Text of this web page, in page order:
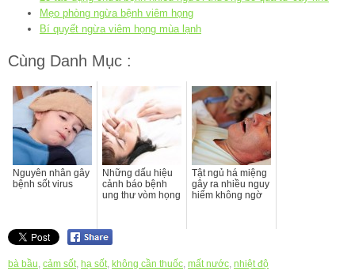
Mẹo phòng ngừa bệnh viêm họng
Bí quyết ngừa viêm họng mùa lạnh
Cùng Danh Mục :
Nguyên nhân gây
bệnh sốt virus
Những dấu hiệu
cảnh báo bệnh
ung thư vòm họng
Tật ngủ há miệng
gây ra nhiều nguy
hiểm không ngờ
bà bầu, cảm sốt, hạ sốt, không cần thuốc, mất nước, nhiệt độ